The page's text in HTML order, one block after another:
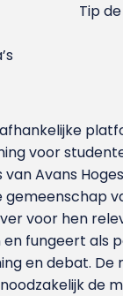
Tip
voor
Avans
voor hen
fungeert als
en debat. De
de